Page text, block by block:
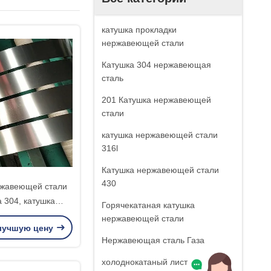
катушка прокладки
нержавеющей стали
Катушка 304 нержавеющая
сталь
201 Катушка нержавеющей
стали
катушка нержавеющей стали
316l
Катушка нержавеющей стали
430
Горячекатаная катушка
нержавеющей стали
Нержавеющая сталь Газа
холоднокатаный лист
стали
304, катушка
стали ПЭД/
цену